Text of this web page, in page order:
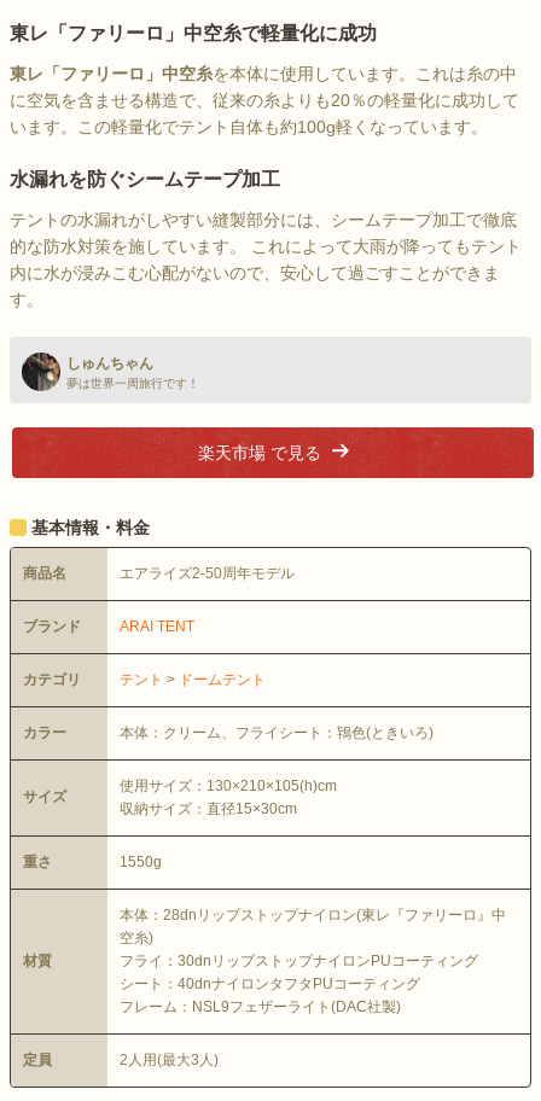
東レ「ファリーロ」中空糸で軽量化に成功
東レ「ファリーロ」中空糸を本体に使用しています。これは糸の中
に空気を含ませる構造で、従来の糸よりも20％の軽量化に成功して
います。この軽量化でテント自体も約100g軽くなっています。
水漏れを防ぐシームテープ加工
テントの水漏れがしやすい縫製部分には、シームテープ加工で徹底
的な防水対策を施しています。 これによって大雨が降ってもテント
内に水が浸みこむ心配がないので、安心して過ごすことができま
す。
しゅんちゃん
夢は世界一周旅行です！
楽天市場 で見る
基本情報・料金
商品名 エアライズ2-50周年モデル
ブランド ARAI TENT
カテゴリ テント > ドームテント
カラー 本体：クリーム、フライシート：鴇色(ときいろ)
サイズ
使用サイズ：130×210×105(h)cm
収納サイズ：直径15×30cm
重さ 1550g
材質
本体：28dnリップストップナイロン(東レ『ファリーロ』中
空糸)
フライ：30dnリップストップナイロンPUコーティング
シート：40dnナイロンタフタPUコーティング
フレーム：NSL9フェザーライト(DAC社製)
定員 2人用(最大3人)